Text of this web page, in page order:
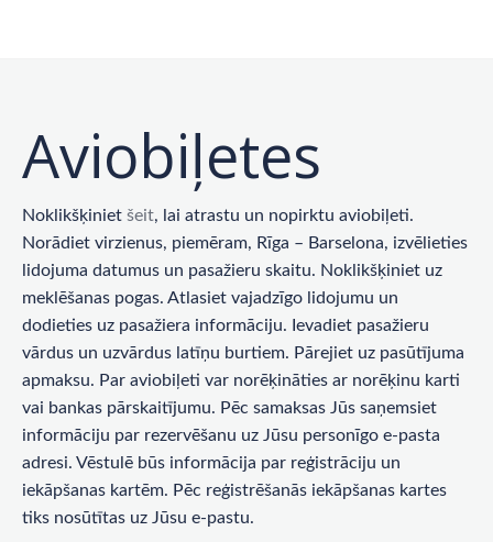
Aviobiļetes
Noklikšķiniet šeit, lai atrastu un nopirktu aviobiļeti.
Norādiet virzienus, piemēram, Rīga – Barselona, ​​izvēlieties
lidojuma datumus un pasažieru skaitu. Noklikšķiniet uz
meklēšanas pogas. Atlasiet vajadzīgo lidojumu un
dodieties uz pasažiera informāciju. Ievadiet pasažieru
vārdus un uzvārdus latīņu burtiem. Pārejiet uz pasūtījuma
apmaksu. Par aviobiļeti var norēķināties ar norēķinu karti
vai bankas pārskaitījumu. Pēc samaksas Jūs saņemsiet
informāciju par rezervēšanu uz Jūsu personīgo e-pasta
adresi. Vēstulē būs informācija par reģistrāciju un
iekāpšanas kartēm. Pēc reģistrēšanās iekāpšanas kartes
tiks nosūtītas uz Jūsu e-pastu.